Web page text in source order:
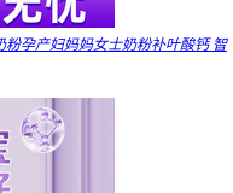
孕产妇妈妈女士奶粉补叶酸钙 智